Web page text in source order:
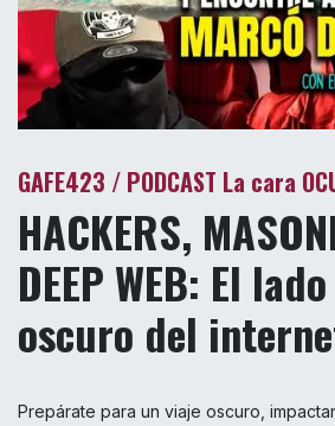
GAFE423 / PODCAST La cara
HACKERS,
DEEP WEB: El
oscuro del
Prepárate para un viaje oscuro,